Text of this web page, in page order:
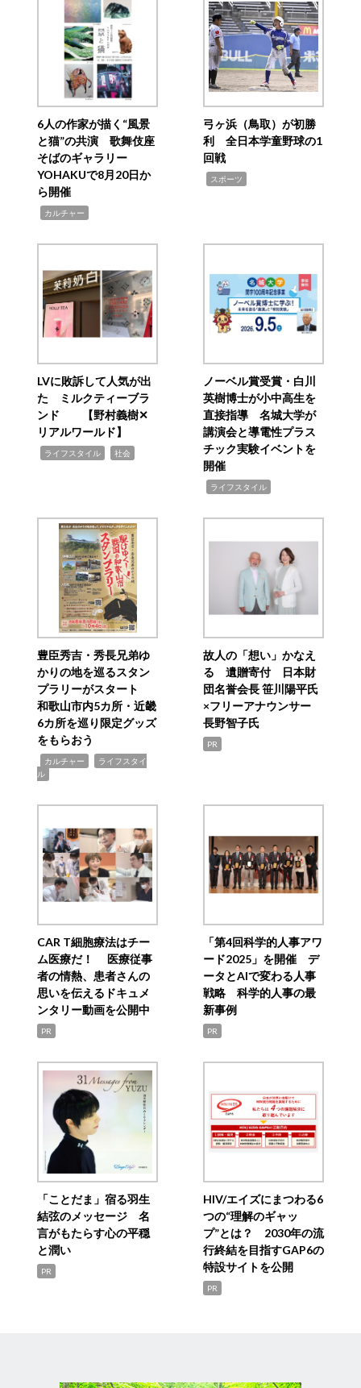
6人の作家が描く“風景
と猫”の共演 歌舞伎座
そばのギャラリー
YOHAKUで8月20日か
ら開催
カルチャー
弓ヶ浜（鳥取）が初勝
利 全日本学童野球の1
回戦
スポーツ
LVに敗訴して人気が出
た ミルクティーブラ
ンド 【野村義樹✕
リアルワールド】
ライフスタイル 社会
ノーベル賞受賞・白川
英樹博士が小中高生を
直接指導 名城大学が
講演会と導電性プラス
チック実験イベントを
開催
ライフスタイル
豊臣秀吉・秀長兄弟ゆ
かりの地を巡るスタン
プラリーがスタート
和歌山市内5カ所・近畿
6カ所を巡り限定グッズ
をもらおう
カルチャー
ライフスタイ
ル
故人の「想い」かなえ
る 遺贈寄付 日本財
団名誉会長 笹川陽平氏
×フリーアナウンサー
長野智子氏
PR
CAR T細胞療法はチー
ム医療だ！ 医療従事
者の情熱、患者さんの
思いを伝えるドキュメ
ンタリー動画を公開中
PR
「第4回科学的人事アワ
ード2025」を開催 デ
ータとAIで変わる人事
戦略 科学的人事の最
新事例
PR
「ことだま」宿る羽生
結弦のメッセージ 名
言がもたらす心の平穏
と潤い
PR
HIV/エイズにまつわる6
つの“理解のギャッ
プ”とは？ 2030年の流
行終結を目指すGAP6の
特設サイトを公開
PR